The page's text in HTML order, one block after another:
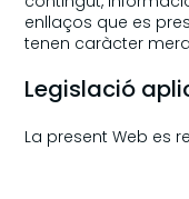
enllaços que es
tenen caràcter
Legislació
La present Web es